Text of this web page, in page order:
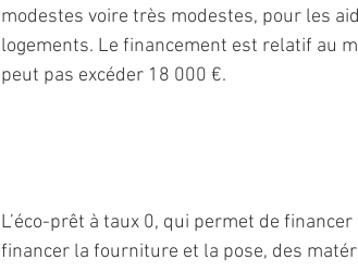
modestes voire très modestes, pour les
logements. Le financement est relatif au
peut pas excéder 18 000 €.
L’éco-prêt à taux 0, qui permet de
financer la fourniture et la pose, des